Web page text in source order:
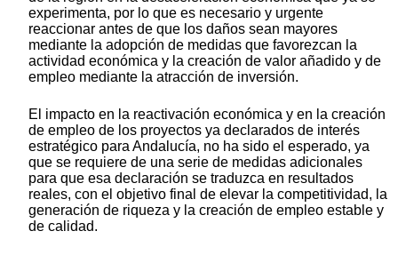
experimenta, por lo que es necesario y urgente
reaccionar antes de que los daños sean mayores
mediante la adopción de medidas que favorezcan la
actividad económica y la creación de valor añadido y de
empleo mediante la atracción de inversión.
El impacto en la reactivación económica y en la creación
de empleo de los proyectos ya declarados de interés
estratégico para Andalucía, no ha sido el esperado, ya
que se requiere de una serie de medidas adicionales
para que esa declaración se traduzca en resultados
reales, con el objetivo final de elevar la competitividad, la
generación de riqueza y la creación de empleo estable y
de calidad.